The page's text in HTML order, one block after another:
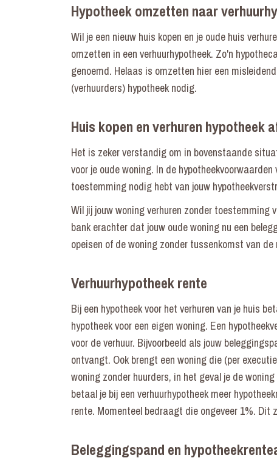
Hypotheek omzetten naar
Wil je een nieuw huis kopen en je oude huis
omzetten in een verhuurhypotheek. Zo'n
genoemd. Helaas is omzetten hier een
(verhuurders) hypotheek nodig.
Huis kopen en verhuren hypotheek
Het is zeker verstandig om in bovenstaande
voor je oude woning. In de
toestemming nodig hebt van jouw
Wil jij jouw woning verhuren zonder toestemming
bank erachter dat jouw oude woning nu een
opeisen of de woning zonder tussenkomst van de
Verhuurhypotheek rente
Bij een hypotheek voor het verhuren van je huis
hypotheek voor een eigen woning. Een
voor de verhuur. Bijvoorbeeld als jouw
ontvangt. Ook brengt een woning die (per
woning zonder huurders, in het geval je de
betaal je bij een verhuurhypotheek meer
rente. Momenteel bedraagt die ongeveer 1%. Dit
Beleggingspand en